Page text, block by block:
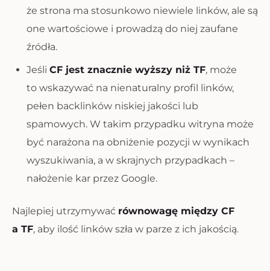
że strona ma stosunkowo niewiele linków, ale są
one wartościowe i prowadzą do niej zaufane
źródła.
Jeśli CF jest znacznie wyższy niż TF, może
to wskazywać na nienaturalny profil linków,
pełen backlinków niskiej jakości lub
spamowych. W takim przypadku witryna może
być narażona na obniżenie pozycji w wynikach
wyszukiwania, a w skrajnych przypadkach –
nałożenie kar przez Google.
Najlepiej utrzymywać równowagę między CF
a TF, aby ilość linków szła w parze z ich jakością.